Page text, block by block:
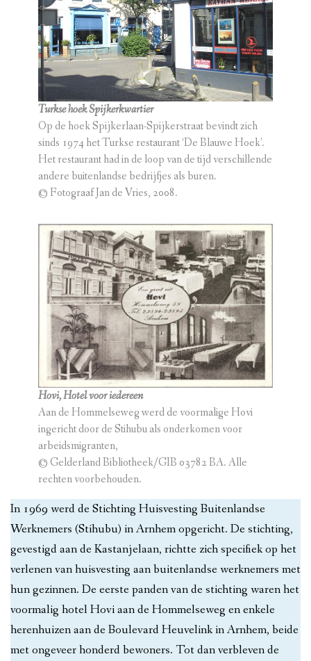
OVER ONS
CONTACT
Turkse hoek Spijkerkwartier
Op de hoek Spijkerlaan-Spijkerstraat bevindt zich
sinds 1974 het Turkse restaurant ‘De Blauwe Hoek’.
Het restaurant had in de loop van de tijd verschillende
andere buitenlandse bedrijfjes als buren.
© Fotograaf Jan de Vries, 2008.
Hovi, Hotel voor iedereen
Aan de Hommelseweg werd de voormalige Hovi
ingericht door de Stihubu als onderkomen voor
arbeidsmigranten,
© Gelderland Bibliotheek/GIB 03782 BA. Alle
rechten voorbehouden.
In 1969 werd de Stichting Huisvesting Buitenlandse
Werknemers (Stihubu) in Arnhem opgericht. De stichting,
gevestigd aan de Kastanjelaan, richtte zich specifiek op het
verlenen van huisvesting aan buitenlandse werknemers met
hun gezinnen. De eerste panden van de stichting waren het
voormalig hotel Hovi aan de Hommelseweg en enkele
herenhuizen aan de Boulevard Heuvelink in Arnhem, beide
met ongeveer honderd bewoners. Tot dan verbleven de